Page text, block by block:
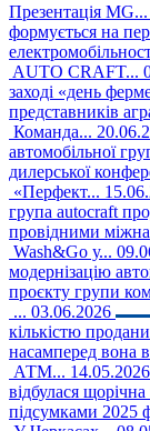
Презентація MG...
формується на
AUTO CRAFT...
заході «день
представників
Команда...
автомобільної
дилерської
«Перфект...
група autocraft
провідними
Wash&Go у...
модернізацію
проєкту групи
... 03.06.2026
кількістю
насамперед вона
АТМ... 14.05.2026
відбулася
підсумками 2025